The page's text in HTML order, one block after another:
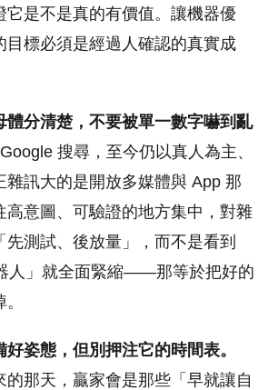
它是不是真的有價值。讓機器優
目標必須是經過人確認的真實成
體分清楚，不要被單一數字嚇到亂
搜尋，至今仍以真人為主、
雜訊大的是開放多媒體與 App 那
高意圖、可驗證的地方集中，對雜
先測試、後放量」，而不是看到
人」就全面緊縮——那等於把好的
姿態，但別押注它的時間表。
的那天，贏家會是那些「早就讓自